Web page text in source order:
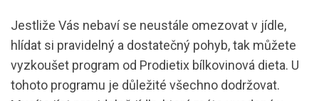
Jestliže Vás nebaví se neustále omezovat v jídle,
hlídat si pravidelný a dostatečný pohyb, tak můžete
vyzkoušet program od Prodietix bílkovinová dieta. U
tohoto programu je důležité všechno dodržovat.